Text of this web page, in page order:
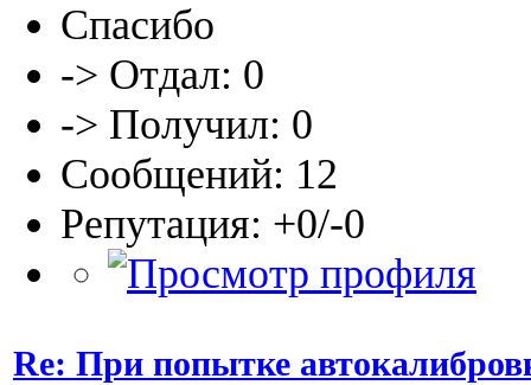
Спасибо
-> Отдал: 0
-> Получил: 0
Сообщений: 12
Репутация: +0/-0
Re: При попытке